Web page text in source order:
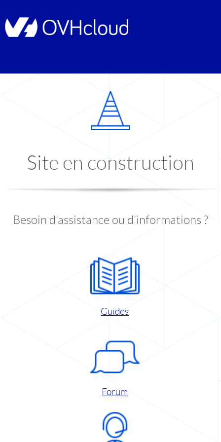
Site en construction
Besoin d'assistance ou d'informations ?
Guides
Forum